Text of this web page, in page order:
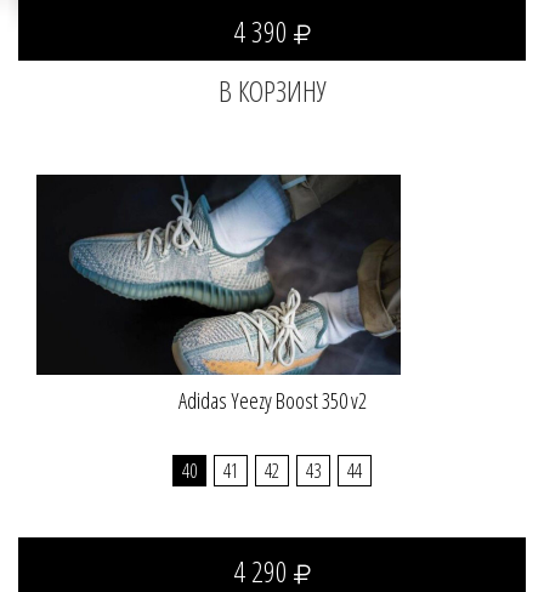
4 390
Adidas Yeezy Boost 350 v2
40 41 42 43 44
4 290